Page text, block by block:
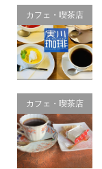
カフェ・喫茶店
カフェ・喫茶店